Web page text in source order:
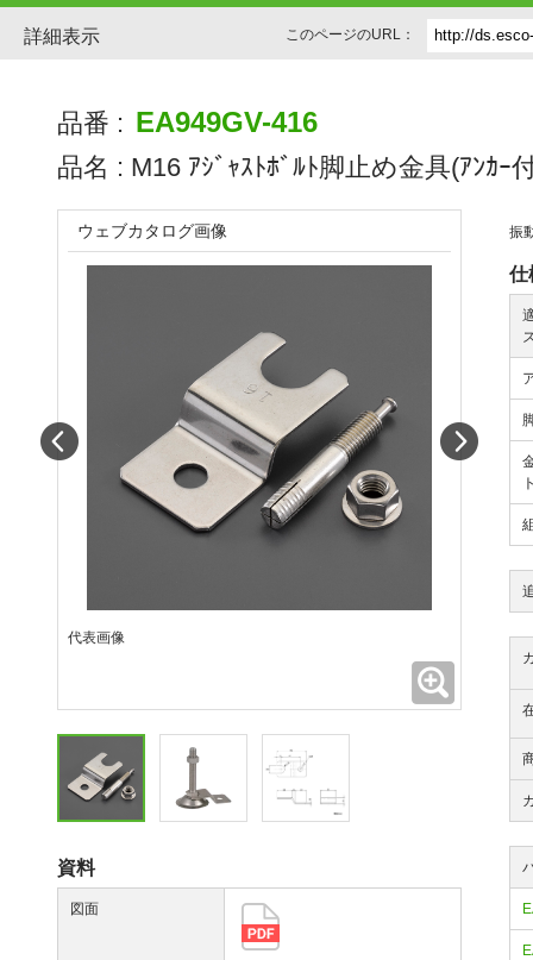
詳細表示 このページのURL：
品番 : EA949GV-416
品名 : M16 ｱｼﾞｬｽﾄﾎﾞﾙﾄ脚止め金具(ｱﾝｶｰ
振
仕
ウェブカタログ画像
代表画像
資料
図面